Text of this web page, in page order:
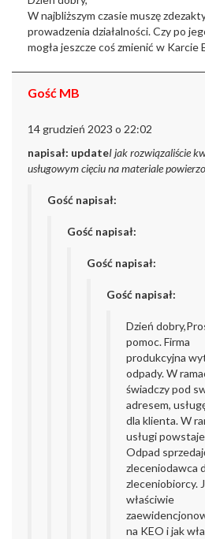
W najbliższym czasie muszę
prowadzenia działalności. Czy po
mogła jeszcze coś zmienić w
Gość MB
14 grudzień 2023 o 22:02
napisał: updateI jak rozwiązaliście
usługowym cięciu na materiale
Gość napisał:
Gość napisał:
Gość napisał:
Gość napisał:
Dzień dobry,
pomoc. Firma
produkcyjna
odpady. W
świadczy pod
adresem,
dla klienta. W
usługi
Odpad
zleceniodawca
zleceniobiorcy.
właściwie
na KEO i jak